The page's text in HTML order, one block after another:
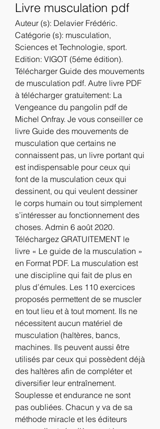
Livre musculation pdf
Auteur (s): Delavier Frédéric.
Catégorie (s): musculation,
Sciences et Technologie, sport.
Edition: VIGOT (5éme édition).
Télécharger Guide des mouvements
de musculation pdf. Autre livre PDF
à télécharger gratuitement: La
Vengeance du pangolin pdf de
Michel Onfray. Je vous conseiller ce
livre Guide des mouvements de
musculation que certains ne
connaissent pas, un livre portant qui
est indispensable pour ceux qui
font de la musculation ceux qui
dessinent, ou qui veulent dessiner
le corps humain ou tout simplement
s’intéresser au fonctionnement des
choses. Admin 6 août 2020.
Téléchargez GRATUITEMENT le
livre « Le guide de la musculation »
en Format PDF. La musculation est
une discipline qui fait de plus en
plus d’émules. Les 110 exercices
proposés permettent de se muscler
en tout lieu et à tout moment. Ils ne
nécessitent aucun matériel de
musculation (haltères, bancs,
machines. Ils peuvent aussi être
utilisés par ceux qui possèdent déjà
des haltères afin de compléter et
diversifier leur entraînement.
Souplesse et endurance ne sont
pas oubliées. Chacun y va de sa
méthode miracle et les éditeurs